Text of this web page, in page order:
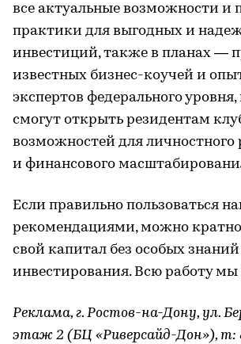
все актуальные возможности и
практики для выгодных и
инвестиций, также в планах —
известных бизнес-коучей и
экспертов федерального
смогут открыть резидентам
возможностей для личностного
и финансового
Если правильно пользоваться
рекомендациями, можно
свой капитал без особых
инвестирования. Всю работу мы
Реклама, г. Ростов-на-Дону, ул.
этаж 2 (БЦ «Риверсайд-Дон»),